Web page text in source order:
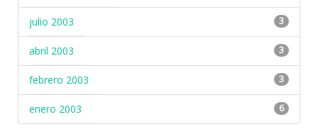
julio 2003 3
abril 2003 3
febrero 2003 3
enero 2003 6